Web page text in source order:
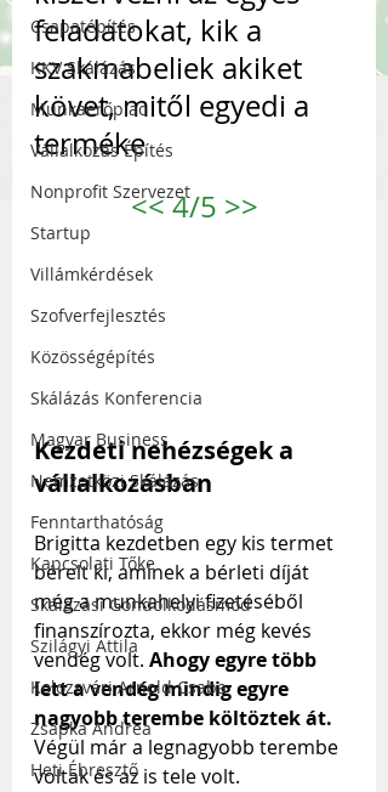
Csapatépítés
KKV Skálázás
Munkaerőpiac
Vállalkozás Építés
Nonprofit Szervezet
Startup
Villámkérdések
Szofverfejlesztés
Közösségépítés
Skálázás Konferencia
Magyar Business
Nemzetközi Skálázás
Fenntarthatóság
Kapcsolati Tőke
Skálázási Gondolkodásmód
Szilágyi Attila
Kolozsvári Arnold Csaba
Zsapka Andrea
Heti Ébresztő
feladatokat, kik a
szakmabeliek akiket
követ, mitől egyedi a
terméke
<< 4/5 >>
Kezdeti nehézségek a
vállalkozásban
Brigitta kezdetben egy kis termet
bérelt ki, aminek a bérleti díját
még a munkahelyi fizetéséből
finanszírozta, ekkor még kevés
vendég volt. Ahogy egyre több
lett a vendég mindig egyre
nagyobb terembe költöztek át.
Végül már a legnagyobb terembe
voltak és az is tele volt.